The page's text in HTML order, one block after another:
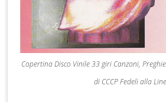
Copertina Disco Vinile 33 giri Canzoni,
di CCCP Fedeli alla